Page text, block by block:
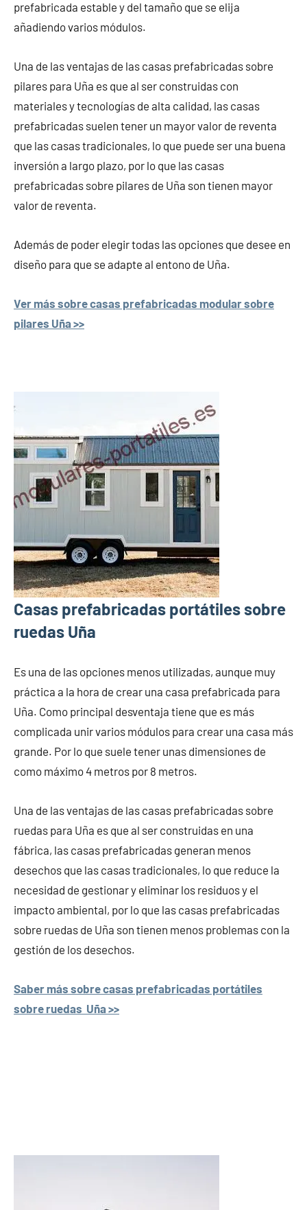
prefabricada estable y del tamaño que se elija
añadiendo varios módulos.
Una de las ventajas de las casas prefabricadas sobre
pilares para Uña es que al ser construidas con
materiales y tecnologías de alta calidad, las casas
prefabricadas suelen tener un mayor valor de reventa
que las casas tradicionales, lo que puede ser una buena
inversión a largo plazo, por lo que las casas
prefabricadas sobre pilares de Uña son tienen mayor
valor de reventa.
Además de poder elegir todas las opciones que desee en
diseño para que se adapte al entono de Uña.
Ver más sobre casas prefabricadas modular sobre
pilares Uña >>
Casas prefabricadas portátiles sobre
ruedas Uña
Es una de las opciones menos utilizadas, aunque muy
práctica a la hora de crear una casa prefabricada para
Uña. Como principal desventaja tiene que es más
complicada unir varios módulos para crear una casa más
grande. Por lo que suele tener unas dimensiones de
como máximo 4 metros por 8 metros.
Una de las ventajas de las casas prefabricadas sobre
ruedas para Uña es que al ser construidas en una
fábrica, las casas prefabricadas generan menos
desechos que las casas tradicionales, lo que reduce la
necesidad de gestionar y eliminar los residuos y el
impacto ambiental, por lo que las casas prefabricadas
sobre ruedas de Uña son tienen menos problemas con la
gestión de los desechos.
Saber más sobre casas prefabricadas portátiles
sobre ruedas Uña >>